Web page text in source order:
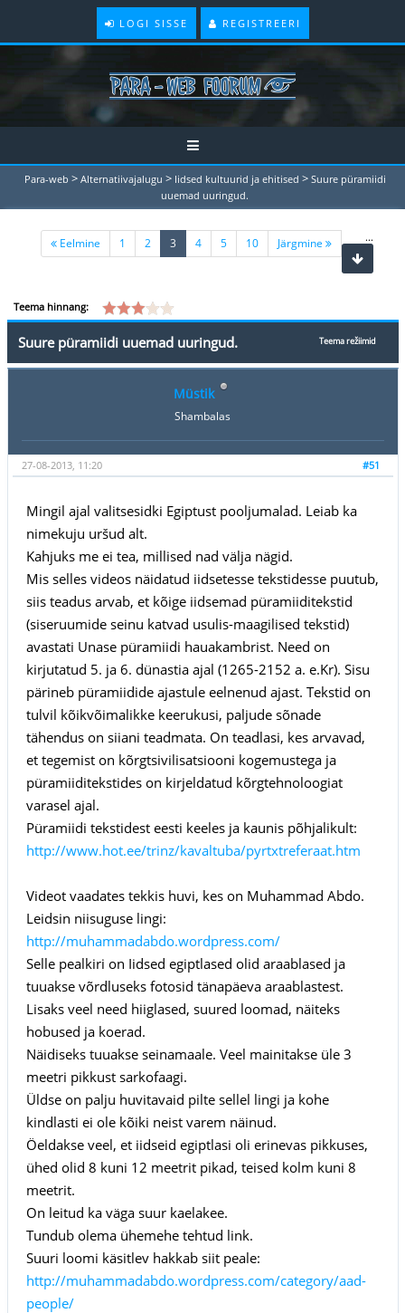
LOGI SISSE REGISTREERI
Para-web > Alternatiivajalugu > Iidsed kultuurid ja ehitised > Suure püramiidi
uuemad uuringud.
Eelmine 1 2 3 (current)
4 5 ...
10 Järgmine
Teema hinnang:
Teema režiimid
Suure püramiidi uuemad uuringud.
Müstik
Shambalas
#51
27-08-2013, 11:20
Mingil ajal valitsesidki Egiptust pooljumalad. Leiab ka
nimekuju uršud alt.
Kahjuks me ei tea, millised nad välja nägid.
Mis selles videos näidatud iidsetesse tekstidesse puutub,
siis teadus arvab, et kõige iidsemad püramiiditekstid
(siseruumide seinu katvad usulis-maagilised tekstid)
avastati Unase püramiidi hauakambrist. Need on
kirjutatud 5. ja 6. dünastia ajal (1265-2152 a. e.Kr). Sisu
pärineb püramiidide ajastule eelnenud ajast. Tekstid on
tulvil kõikvõimalikke keerukusi, paljude sõnade
tähendus on siiani teadmata. On teadlasi, kes arvavad,
et tegemist on kõrgtsivilisatsiooni kogemustega ja
püramiiditekstides on kirjeldatud kõrgtehnoloogiat
varasel ajal.
Püramiidi tekstidest eesti keeles ja kaunis põhjalikult:
http://www.hot.ee/trinz/kavaltuba/pyrtxtreferaat.htm
Videot vaadates tekkis huvi, kes on Muhammad Abdo.
Leidsin niisuguse lingi:
http://muhammadabdo.wordpress.com/
Selle pealkiri on Iidsed egiptlased olid araablased ja
tuuakse võrdluseks fotosid tänapäeva araablastest.
Lisaks veel need hiiglased, suured loomad, näiteks
hobused ja koerad.
Näidiseks tuuakse seinamaale. Veel mainitakse üle 3
meetri pikkust sarkofaagi.
Üldse on palju huvitavaid pilte sellel lingi ja kohe
kindlasti ei ole kõiki neist varem näinud.
Öeldakse veel, et iidseid egiptlasi oli erinevas pikkuses,
ühed olid 8 kuni 12 meetrit pikad, teised kolm kuni 8
meetrit.
On leitud ka väga suur kaelakee.
Tundub olema ühemehe tehtud link.
Suuri loomi käsitlev hakkab siit peale:
http://muhammadabdo.wordpress.com/category/aad-
people/